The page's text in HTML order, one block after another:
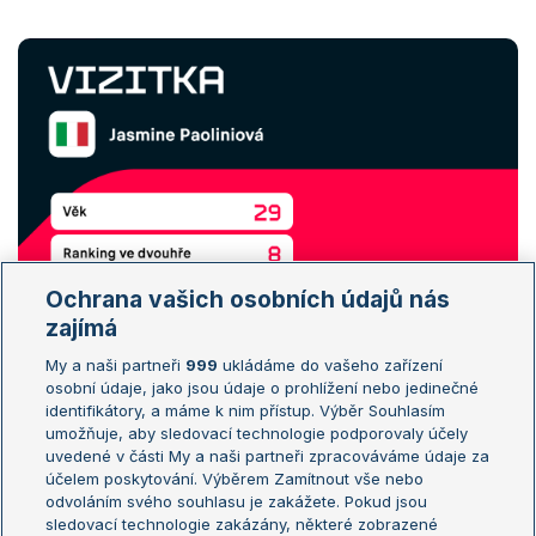
Ochrana vašich osobních údajů nás
zajímá
My a naši partneři 999 ukládáme do vašeho zařízení
osobní údaje, jako jsou údaje o prohlížení nebo jedinečné
identifikátory, a máme k nim přístup. Výběr Souhlasím
umožňuje, aby sledovací technologie podporovaly účely
uvedené v části My a naši partneři zpracováváme údaje za
účelem poskytování. Výběrem Zamítnout vše nebo
odvoláním svého souhlasu je zakážete. Pokud jsou
sledovací technologie zakázány, některé zobrazené